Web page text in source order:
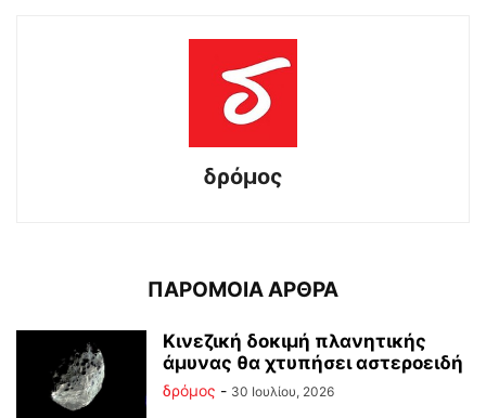
δρόμος
ΠΑΡΟΜΟΙΑ ΑΡΘΡΑ
Κινεζική δοκιμή πλανητικής
άμυνας θα χτυπήσει αστεροειδή
δρόμος - 30 Ιουλίου, 2026